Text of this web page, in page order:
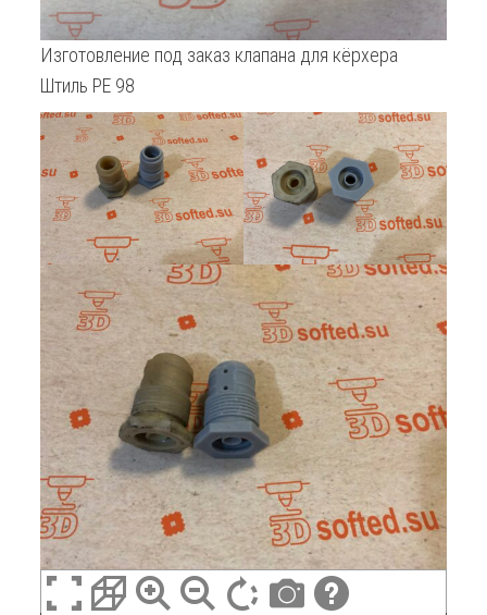
Изготовление под заказ клапана для кёрхера
Штиль РЕ 98